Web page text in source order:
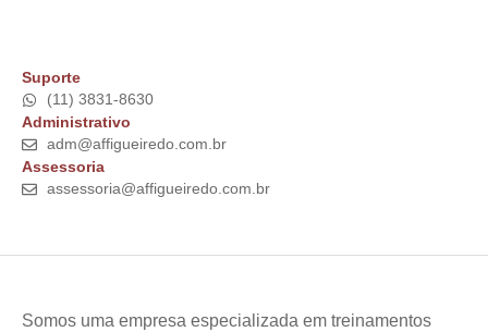
Suporte
(11) 3831-8630
Administrativo
adm@affigueiredo.com.br
Assessoria
assessoria@affigueiredo.com.br
Somos uma empresa especializada em treinamentos